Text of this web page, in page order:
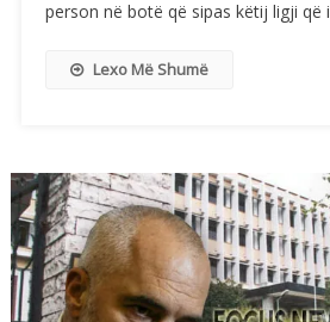
person në botë që sipas këtij ligji
Lexo Më Shumë